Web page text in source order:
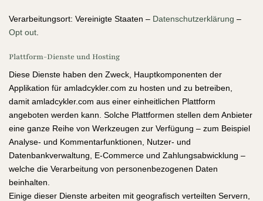
Verarbeitungsort: Vereinigte Staaten – Datenschutzerklärung –
Opt out
Plattform-Dienste und Hosting
Diese Dienste haben den Zweck, Hauptkomponenten der
Applikation für amladcykler.com zu hosten und zu betreiben,
damit amladcykler.com aus einer einheitlichen Plattform
angeboten werden kann. Solche Plattformen stellen dem Anbieter
eine ganze Reihe von Werkzeugen zur Verfügung – zum Beispiel
Analyse- und Kommentarfunktionen, Nutzer- und
Datenbankverwaltung, E-Commerce und Zahlungsabwicklung –
welche die Verarbeitung von personenbezogenen Daten
beinhalten.
Einige dieser Dienste arbeiten mit geografisch verteilten Servern,